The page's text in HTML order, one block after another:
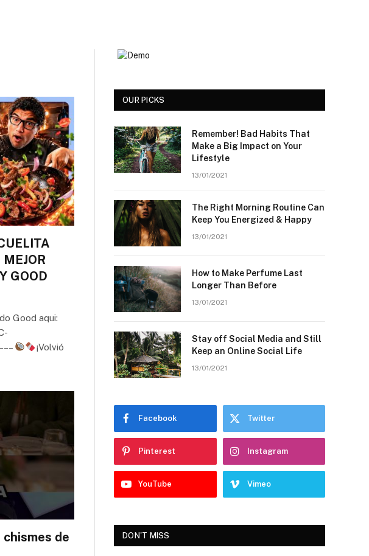
GOOD
Good aqui:
– –
¡Volvió
de
OUR PICKS
Remember! Bad Habits That
Make a Big Impact on Your
Lifestyle
13/01/2021
The Right Morning Routine Can
Keep You Energized & Happy
13/01/2021
How to Make Perfume Last
Longer Than Before
13/01/2021
Stay off Social Media and Still
Keep an Online Social Life
13/01/2021
Facebook Twitter
Pinterest Instagram
YouTube Vimeo
DON'T MISS